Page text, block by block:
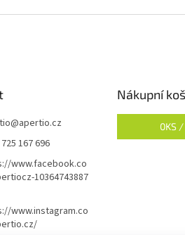
@apertio.cz
167 696
www.facebook.co
10364743887
www.instagram.co
Nákupní
0KS /